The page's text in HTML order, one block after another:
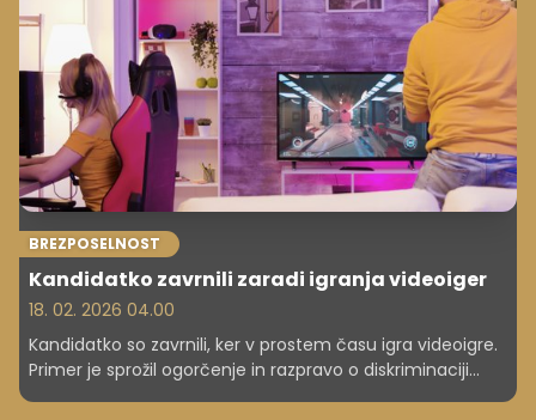
BREZPOSELNOST
Kandidatko zavrnili zaradi igranja videoiger
18. 02. 2026 04.00
Kandidatko so zavrnili, ker v prostem času igra videoigre.
Primer je sprožil ogorčenje in razpravo o diskriminaciji
hobijev pri zaposlovanju.